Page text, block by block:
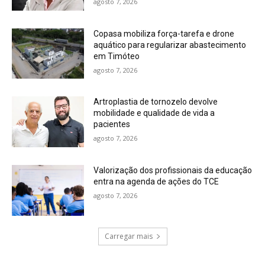
Copasa mobiliza força-tarefa e drone
aquático para regularizar abastecimento
em Timóteo
agosto 7, 2026
Artroplastia de tornozelo devolve
mobilidade e qualidade de vida a
pacientes
agosto 7, 2026
Valorização dos profissionais da educação
entra na agenda de ações do TCE
agosto 7, 2026
Carregar mais